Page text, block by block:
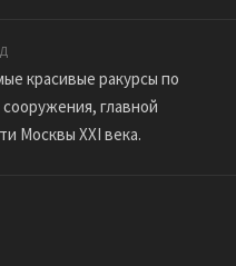
красивые ракурсы по
главной
Москвы XXI века.